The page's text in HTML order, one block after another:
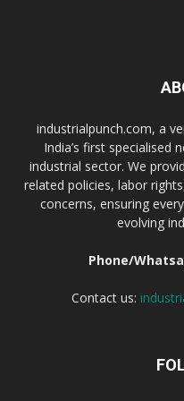
industrialpunch.com, a
India’s first specialised
industrial sector. We
related policies, labor
concerns, ensuring
evolving
Phone/
Contact us: